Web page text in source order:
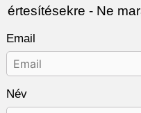
értesítésekre - Ne
Email
Név